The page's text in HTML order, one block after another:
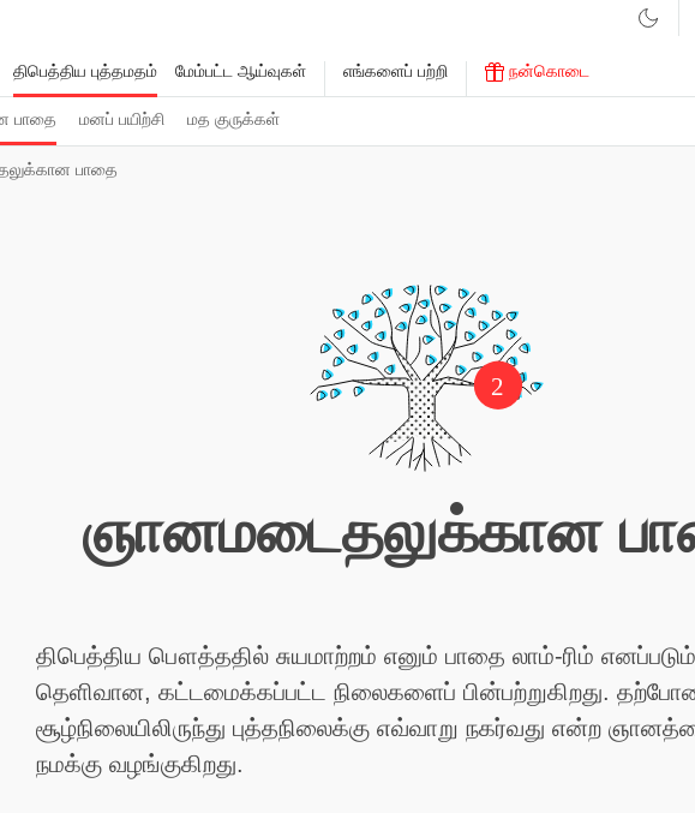
திபெத்திய புத்தமதம்
பாதை மனப் பயிற்சி மத குருக்கள்
மேம்பட்ட ஆய்வுகள் எங்களைப் பற்றி நன்கொடை
பாதை
2
ஞானமடைதலுக்கான
திபெத்திய பௌத்ததில் சுயமாற்றம் எனும் பாதை லாம்-ரிம் எனப்படும்
தெளிவான, கட்டமைக்கப்பட்ட நிலைகளைப் பின்பற்றுகிறது.
சூழ்நிலையிலிருந்து புத்தநிலைக்கு எவ்வாறு நகர்வது என்ற
நமக்கு வழங்குகிறது.